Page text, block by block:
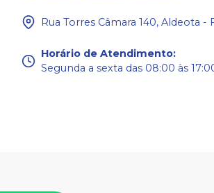
Rua Torres Câmara 140, Aldeota -
Horário de Atendimento:
Segunda a sexta das 08:00 às